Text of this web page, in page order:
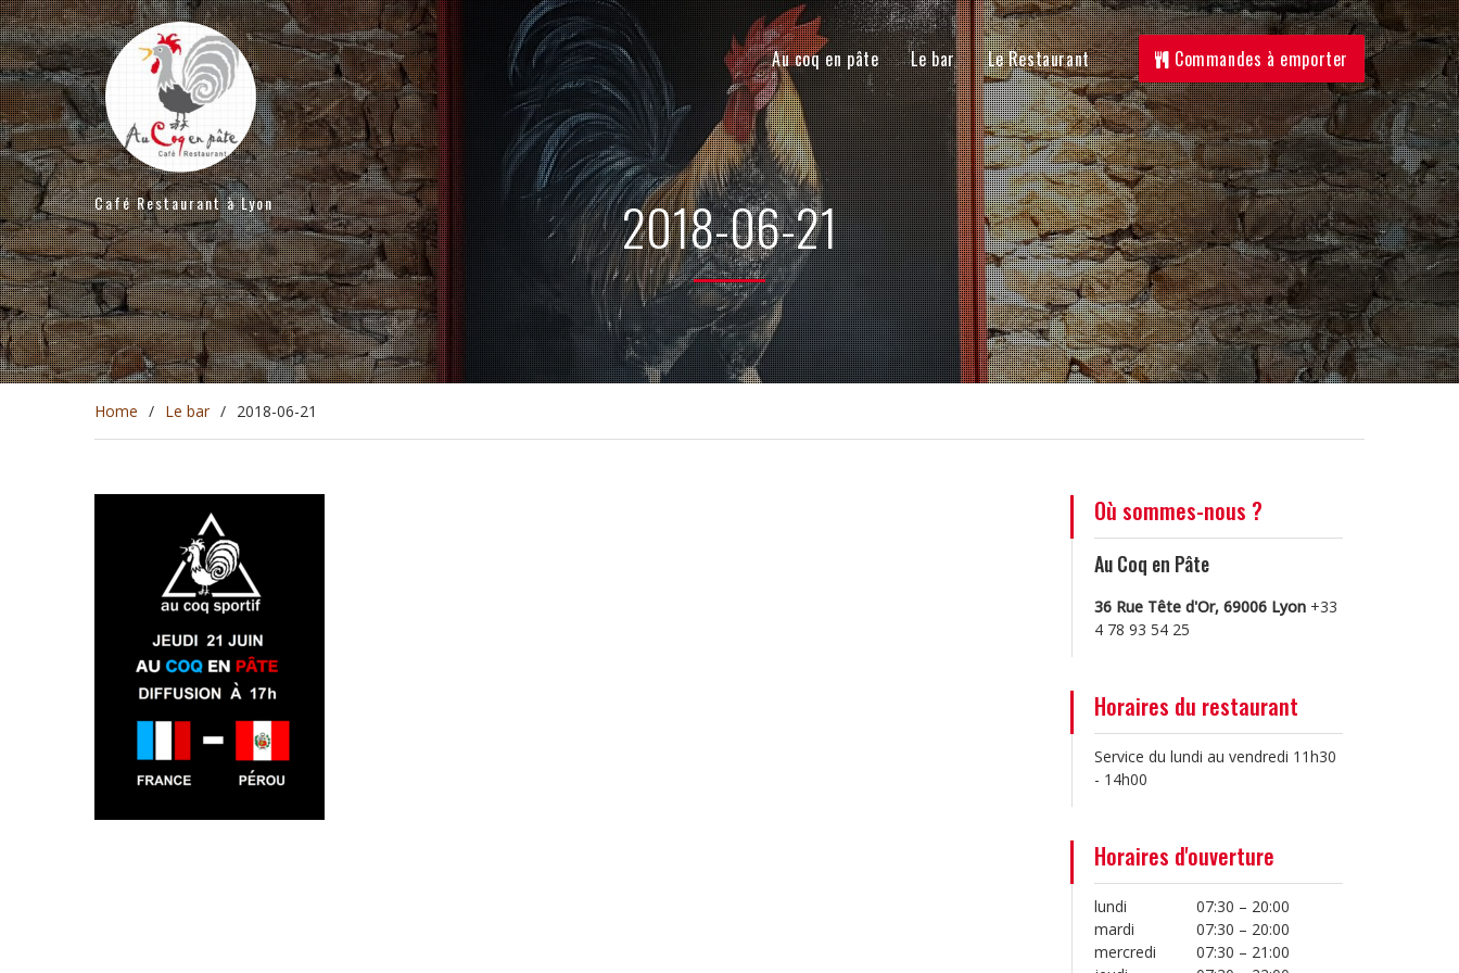
Skip
to
content
Café Restaurant à Lyon
Au coq en pâte Le bar Le Restaurant Commandes à emporter
2018-06-21
Home Le bar 2018-06-21
Où sommes-nous ?
Au Coq en Pâte
36 Rue Tête d'Or, 69006 Lyon +33
4 78 93 54 25
Horaires du restaurant
Service du lundi au vendredi 11h30
- 14h00
Horaires d'ouverture
lundi
07:30 – 20:00
mardi
07:30 – 20:00
mercredi
07:30 – 21:00